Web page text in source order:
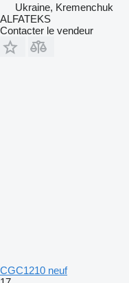
Ukraine, Kremenchuk
ALFATEKS
Contacter le vendeur
CGC1210 neuf